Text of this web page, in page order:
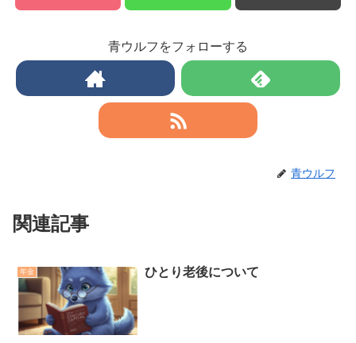
青ウルフをフォローする
青ウルフ
関連記事
年金 ひとり老後について